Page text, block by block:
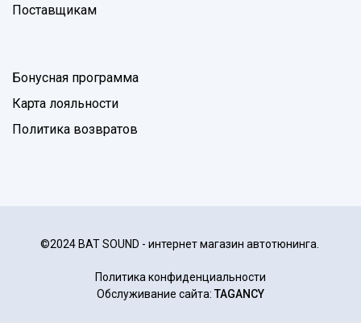
Поставщикам
Бонусная программа
Карта лояльности
Политика возвратов
©2024 BAT SOUND - интернет магазин автотюнинга.
Политика конфиденциальности
Обслуживание сайта: TAGANCY